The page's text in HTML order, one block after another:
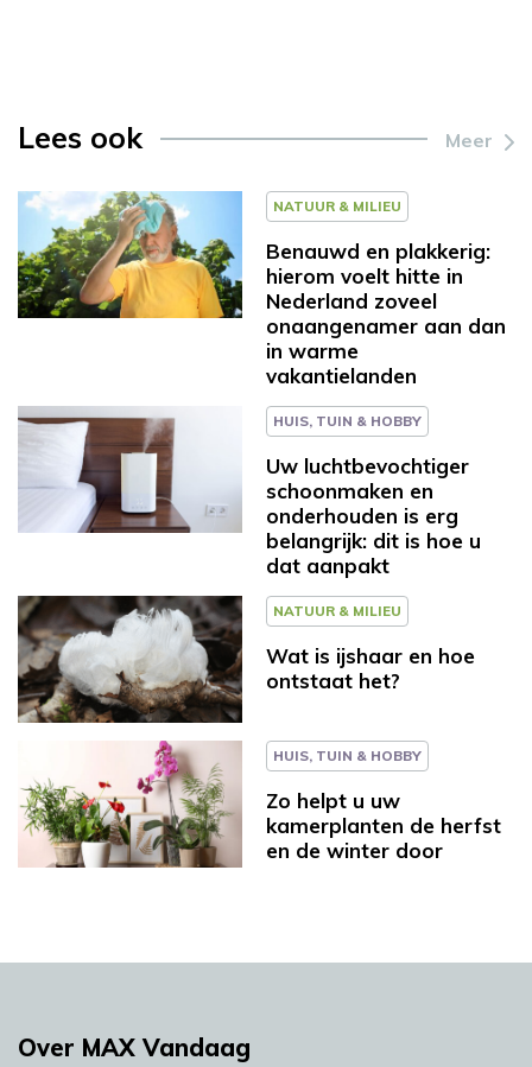
Lees ook Meer
NATUUR & MILIEU
Benauwd en plakkerig:
hierom voelt hitte in
Nederland zoveel
onaangenamer aan dan
in warme
vakantielanden
HUIS, TUIN & HOBBY
Uw luchtbevochtiger
schoonmaken en
onderhouden is erg
belangrijk: dit is hoe u
dat aanpakt
NATUUR & MILIEU
Wat is ijshaar en hoe
ontstaat het?
HUIS, TUIN & HOBBY
Zo helpt u uw
kamerplanten de herfst
en de winter door
Over MAX Vandaag